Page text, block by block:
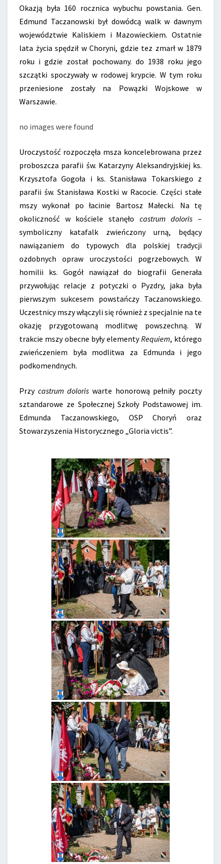
Okazją była 160 rocznica wybuchu powstania. Gen.
Edmund Taczanowski był dowódcą walk w dawnym
województwie Kaliskiem i Mazowieckiem. Ostatnie
lata życia spędził w Choryni, gdzie tez zmarł w 1879
roku i gdzie został pochowany. do 1938 roku jego
szczątki spoczywały w rodowej krypcie. W tym roku
przeniesione zostały na Powązki Wojskowe w
Warszawie.
no images were found
Uroczystość rozpoczęła msza koncelebrowana przez
proboszcza parafii św. Katarzyny Aleksandryjskiej ks.
Krzysztofa Gogoła i ks. Stanisława Tokarskiego z
parafii św. Stanisława Kostki w Racocie. Części stałe
mszy wykonał po łacinie Bartosz Małecki. Na tę
okoliczność w kościele stanęło castrum doloris –
symboliczny katafalk zwieńczony urną, będący
nawiązaniem do typowych dla polskiej tradycji
ozdobnych opraw uroczystości pogrzebowych. W
homilii ks. Gogół nawiązał do biografii Generała
przywołując relacje z potyczki o Pyzdry, jaka była
pierwszym sukcesem powstańczy Taczanowskiego.
Uczestnicy mszy włączyli się również z specjalnie na te
okazję przygotowaną modlitwę powszechną. W
trakcie mszy obecne były elementyRequiem, którego
zwieńczeniem była modlitwa za Edmunda i jego
podkomendnych.
Przy castrum doloris warte honorową pełniły poczty
sztandarowe ze Społecznej Szkoły Podstawowej im.
Edmunda Taczanowskiego, OSP Choryń oraz
Stowarzyszenia Historycznego „Gloria victis”.